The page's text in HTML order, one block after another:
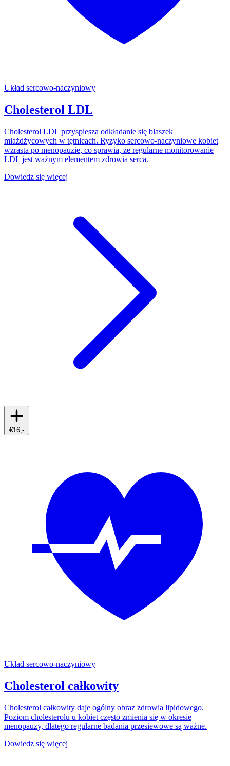
Układ sercowo-naczyniowy
Cholesterol LDL
Cholesterol LDL przyspiesza odkładanie się blaszek
miażdżycowych w tętnicach. Ryzyko sercowo-naczyniowe kobiet
wzrasta po menopauzie, co sprawia, że regularne monitorowanie
LDL jest ważnym elementem zdrowia serca.
Dowiedz się więcej
€16,-
Układ sercowo-naczyniowy
Cholesterol całkowity
Cholesterol całkowity daje ogólny obraz zdrowia lipidowego.
Poziom cholesterolu u kobiet często zmienia się w okresie
menopauzy, dlatego regularne badania przesiewowe są ważne.
Dowiedz się więcej